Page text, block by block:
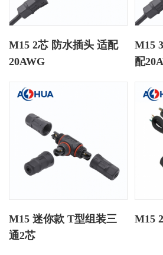
M15 2芯 防水插头 适配
20AWG
M15
配
M15 迷你款 T型组装三
通2芯
M15